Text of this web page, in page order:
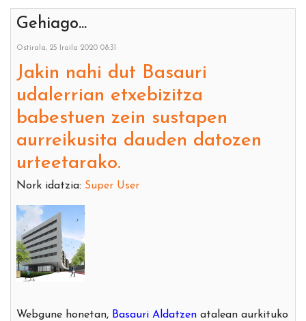
Gehiago...
Ostirala, 25 Iraila 2020 08:31
Jakin nahi dut Basauri
udalerrian etxebizitza
babestuen zein sustapen
aurreikusita dauden datozen
urteetarako.
Nork idatzia: Super User
Webgune honetan, Basauri Aldatzen atalean aurkituko